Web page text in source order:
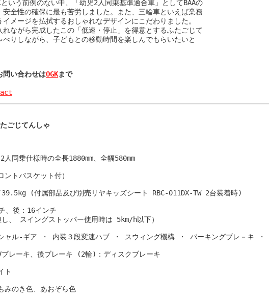
いう前例のない中、「幼児2人同乗基準適合車」としてBAAの
全性の確保に最も苦労しました。また、三輪車といえば業務
メージを払拭するおしゃれなデザインにこだわりました。
ながら完成したこの「低速・停止」を得意とするふたごじて
りしながら、子どもとの移動時間を楽しんでもらいたいと
問い合わせはOGK
ごじてんしゃ
人同乗仕様時の全長1880mm、全幅580mm
トバスケット付）
39.5kg (付属部品及び別売リヤキッズシート RBC-011DX-TW 2台装着時)
、後：16インチ
、 スイングストッパー使用時は 5km/h以下）
ャル‐ギア ・ 内装３段変速ハブ ・ スウィング機構 ・ パーキングブレ－キ
ブレーキ、後ブレーキ (2輪)：ディスクブレーキ
ト
みのき色、あおぞら色